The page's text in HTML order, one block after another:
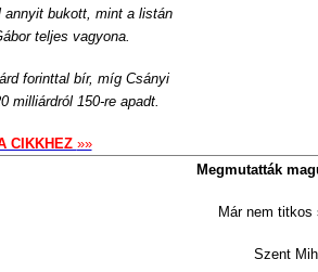
annyit bukott, mint a listán
teljes vagyona.
forinttal bír, míg Csányi
milliárdról 150-re apadt.
CIKKHEZ »»
Megmutatták
Már nem titkos
Szent